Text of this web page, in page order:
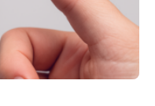
schlägt. „Die Idee